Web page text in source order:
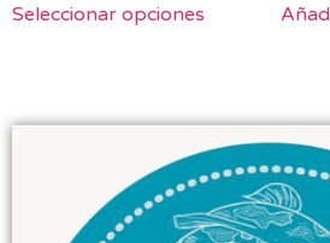
Seleccionar opciones